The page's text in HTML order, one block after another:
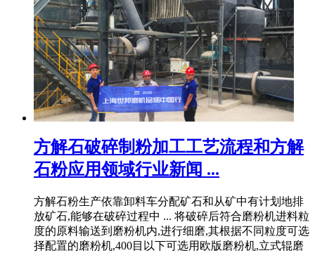
方解石破碎制粉加工工艺流程和方解
石粉应用领域行业新闻 ...
方解石粉生产依靠卸料车分配矿石和从矿中有计划地排
放矿石,能够在破碎过程中 ... 将破碎后符合磨粉机进料粒
度的原料输送到磨粉机内,进行细磨,其根据不同粒度可选
择配置的磨粉机,400目以下可选用欧版磨粉机,立式辊磨